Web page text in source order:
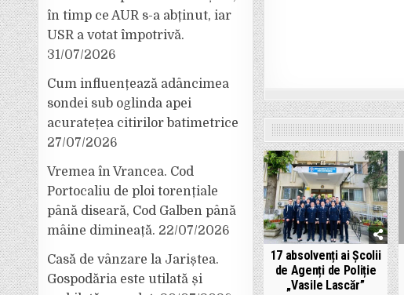
17 absolvenți ai Școlii
de Agenți de Poliție
„Vasile Lascăr”
în timp ce AUR s-a abținut, iar
USR a votat împotrivă.
31/07/2026
Cum influențează adâncimea
sondei sub oglinda apei
acuratețea citirilor batimetrice
27/07/2026
Vremea în Vrancea. Cod
Portocaliu de ploi torențiale
până diseară, Cod Galben până
mâine dimineață. 22/07/2026
Casă de vânzare la Jariștea.
Gospodăria este utilată și